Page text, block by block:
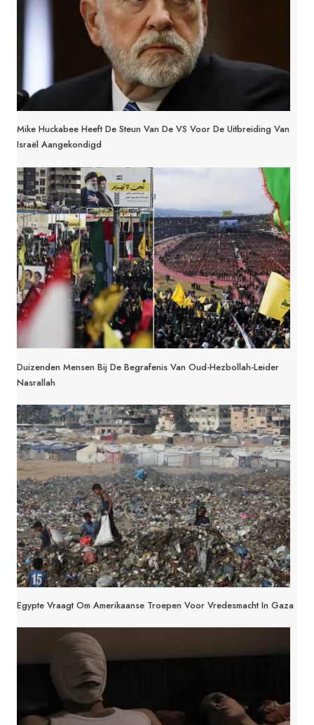
Mike Huckabee Heeft De Steun Van De VS Voor De Uitbreiding Van
Israël Aangekondigd
Duizenden Mensen Bij De Begrafenis Van Oud-Hezbollah-Leider
Nasrallah
Egypte Vraagt Om Amerikaanse Troepen Voor Vredesmacht In Gaza